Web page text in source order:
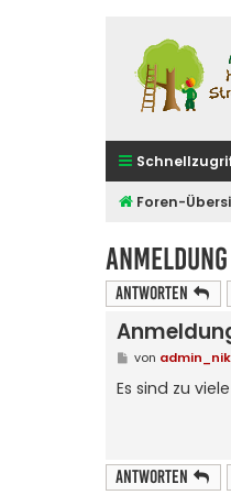
Foren-
Antworten
B
i
t
von
Es sind zu
Antworten